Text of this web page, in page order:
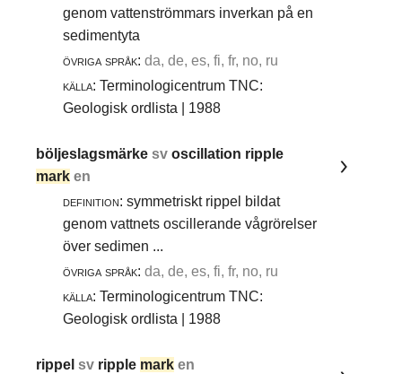
genom vattenströmmars inverkan på en
sedimentyta
övriga språk: da, de, es, fi, fr, no, ru
källa: Terminologicentrum TNC:
Geologisk ordlista | 1988
böljeslagsmärkesvoscillation ripple
mark en
definition: symmetriskt rippel bildat
genom vattnets oscillerande vågrörelser
över sedimen ...
övriga språk: da, de, es, fi, fr, no, ru
källa: Terminologicentrum TNC:
Geologisk ordlista | 1988
rippelsv ripple mark en